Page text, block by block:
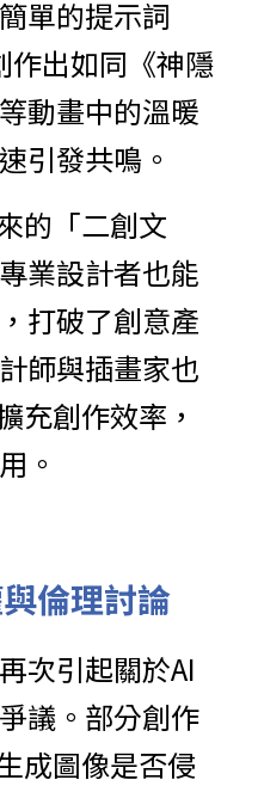
單的提示詞
作出如同《神隱
動畫中的溫暖
引發共鳴。
的「二創文
業設計者也能
打破了創意產
師與插畫家也
充創作效率，
。
倫理討論
次引起關於AI
議。部分創作
成圖像是否侵